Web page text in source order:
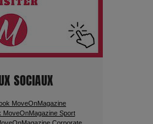
Petites
Deviennent
destinations
SOCIAUX